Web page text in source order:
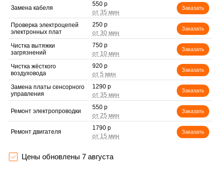
Замена кабеля
550 р
Заказать
Проверка электроцепей
электронных плат
250 р
Заказать
Чистка вытяжки
загрязнений
750 р
Заказать
Чистка жёсткого
воздуховода
920 р
Заказать
Замена платы сенсорного
управления
1290 р
Заказать
Ремонт электропроводки
550 р
Заказать
Ремонт двигателя
1790 р
Заказать
(замена резинок,
креплений, кнопок)
Цены обновлены 7 августа